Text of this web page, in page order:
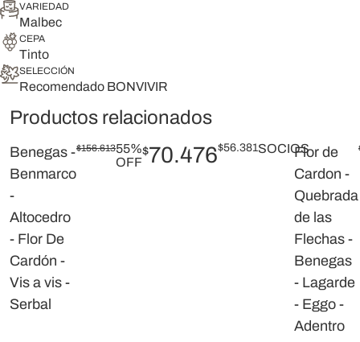
VARIEDAD
Malbec
CEPA
Tinto
SELECCIÓN
Recomendado BONVIVIR
Productos relacionados
Benegas -
Benmarco
-
Altocedro
- Flor De
Cardón -
Vis a vis -
Serbal
$156.61355%
OFF
$70.476$56.381SOCIOSFlor de
Cardon -
Quebrada
de las
Flechas -
Benegas
- Lagarde
- Eggo -
Adentro